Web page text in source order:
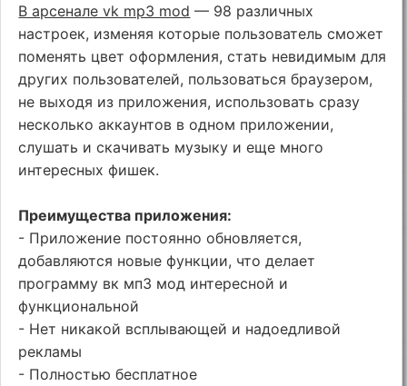
В арсенале vk mp3 mod — 98 различных
настроек, изменяя которые пользователь сможет
поменять цвет оформления, стать невидимым для
других пользователей, пользоваться браузером,
не выходя из приложения, использовать сразу
несколько аккаунтов в одном приложении,
слушать и скачивать музыку и еще много
интересных фишек.
Преимущества приложения:
- Приложение постоянно обновляется,
добавляются новые функции, что делает
программу вк мп3 мод интересной и
функциональной
- Нет никакой всплывающей и надоедливой
рекламы
- Полностью бесплатное